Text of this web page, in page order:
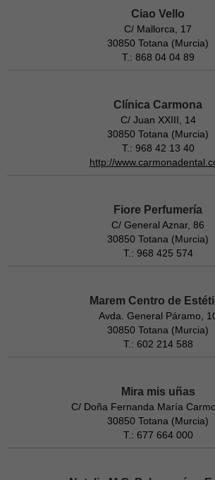
Ciao Vello
C/ Mallorca, 17
30850 Totana (Murcia)
T.: 868 04 04 89
Clínica Carmona
C/ Juan XXIII, 14
30850 Totana (Murcia)
T.: 968 42 13 40
http://
Fiore Perfumería
C/ General Aznar, 86
30850 Totana (Murcia)
T.: 968 425 574
Marem Centro de
Avda. General Páramo,
30850 Totana (Murcia)
T.: 602 214 588
Mira mis uñas
C/ Doña Fernanda María
30850 Totana (Murcia)
T.: 677 664 000